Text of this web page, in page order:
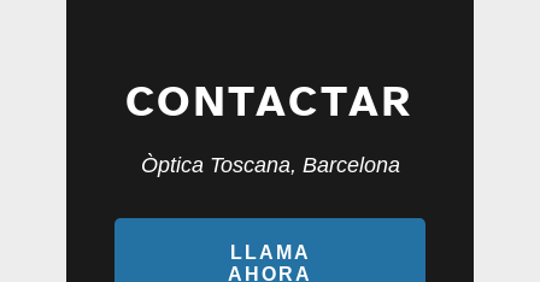
CONTACTAR
Òptica Toscana, Barcelona
LLAMA
AHORA